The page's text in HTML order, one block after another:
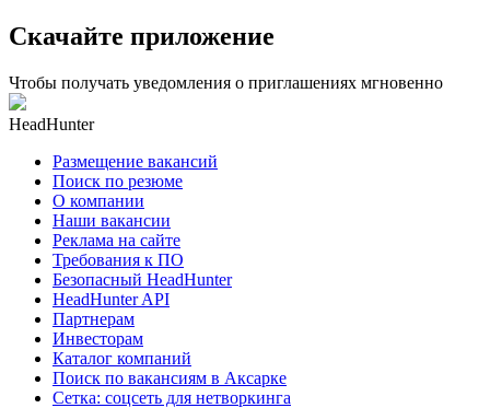
Скачайте приложение
Чтобы получать уведомления о приглашениях мгновенно
HeadHunter
Размещение вакансий
Поиск по резюме
О компании
Наши вакансии
Реклама на сайте
Требования к ПО
Безопасный HeadHunter
HeadHunter API
Партнерам
Инвесторам
Каталог компаний
Поиск по вакансиям в Аксарке
Сетка: соцсеть для нетворкинга